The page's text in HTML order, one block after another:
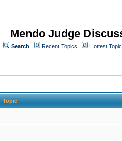
Mendo Judge
Search Recent Topics Hottest
Topic